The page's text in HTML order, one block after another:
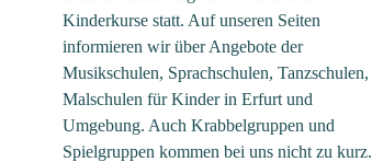
Kinderkurse statt. Auf unseren Seiten
informieren wir über Angebote der
Musikschulen, Sprachschulen, Tanzschulen,
Malschulen für Kinder in Erfurt und
Umgebung. Auch Krabbelgruppen und
Spielgruppen kommen bei uns nicht zu kurz.